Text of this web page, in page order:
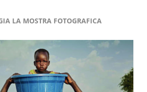
LA MOSTRA FOTOGRAFICA